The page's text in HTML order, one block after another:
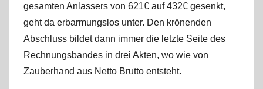
gesamten Anlassers von 621€ auf 432€ gesenkt,
geht da erbarmungslos unter. Den krönenden
Abschluss bildet dann immer die letzte Seite des
Rechnungsbandes in drei Akten, wo wie von
Zauberhand aus Netto Brutto entsteht.